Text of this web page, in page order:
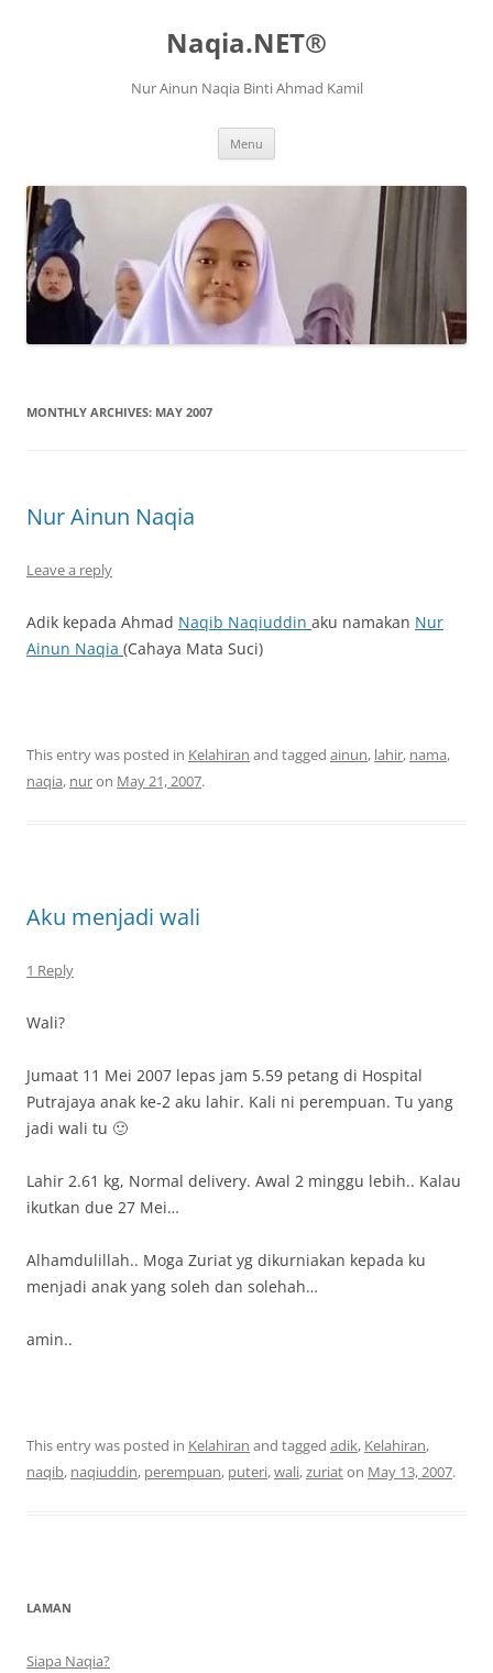
Naqia.NET®
Nur Ainun Naqia Binti Ahmad Kamil
Menu
MONTHLY ARCHIVES: MAY 2007
Nur Ainun Naqia
Leave a reply
Adik kepada Ahmad Naqib Naqiuddin aku namakan Nur
Ainun Naqia (Cahaya Mata Suci)
This entry was posted in Kelahiran and tagged ainun, lahir, nama,
naqia, nuron May 21, 2007.
Aku menjadi wali
1 Reply
Wali?
Jumaat 11 Mei 2007 lepas jam 5.59 petang di Hospital
Putrajaya anak ke-2 aku lahir. Kali ni perempuan. Tu yang
jadi wali tu 🙂
Lahir 2.61 kg, Normal delivery. Awal 2 minggu lebih.. Kalau
ikutkan due 27 Mei…
Alhamdulillah.. Moga Zuriat yg dikurniakan kepada ku
menjadi anak yang soleh dan solehah…
amin..
This entry was posted in Kelahiran and tagged adik, Kelahiran,
naqib, naqiuddin, perempuan, puteri,wali,zuriaton May 13, 2007.
LAMAN
Siapa Naqia?